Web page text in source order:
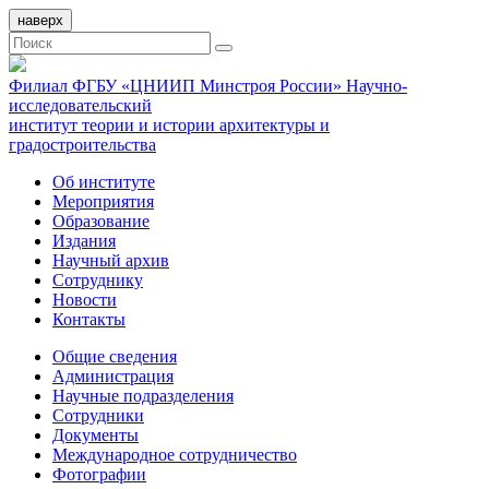
наверх
Филиал ФГБУ «ЦНИИП Минстроя России» Научно-
исследовательский
институт теории и истории архитектуры и
градостроительства
Об институте
Мероприятия
Образование
Издания
Научный архив
Сотруднику
Новости
Контакты
Общие сведения
Администрация
Научные подразделения
Сотрудники
Документы
Международное сотрудничество
Фотографии